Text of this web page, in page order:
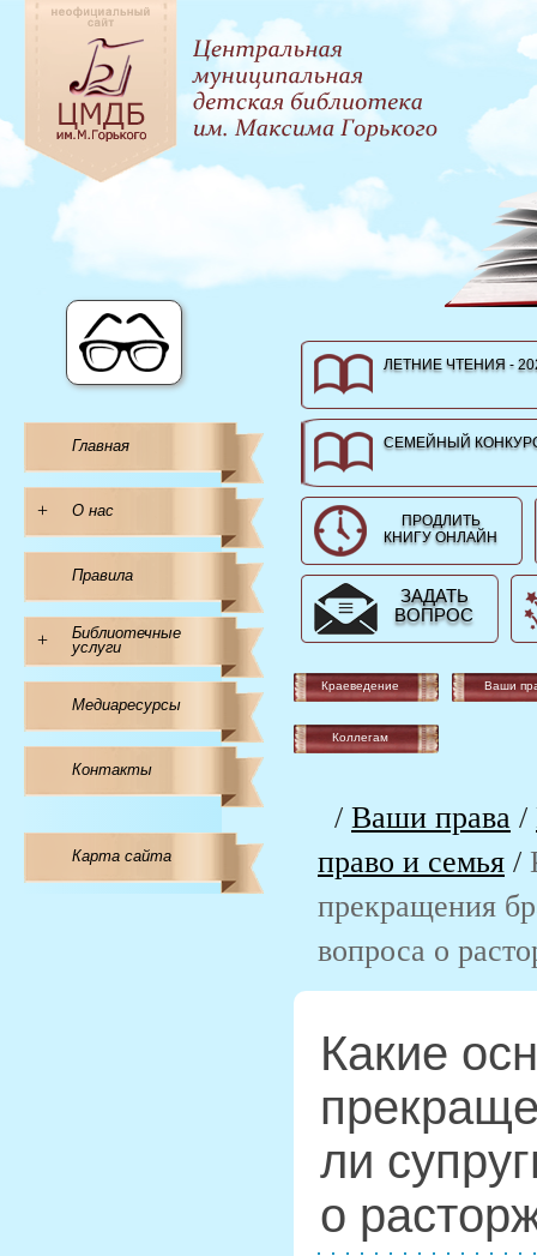
Главная
+ О нас
Правила
+
Библиотечные
услуги
Медиаресурсы
Контакты
Карта сайта
ЛЕТНИЕ ЧТЕНИЯ -
СЕМЕЙНЫЙ
ПРОДЛИТЬ
КНИГУ ОНЛАЙН
ЗАДАТЬ
ВОПРОС
Краеведение Ваши
Коллегам
/ Ваши права /
право и семья /
прекращения
вопроса о
Какие
ли
о